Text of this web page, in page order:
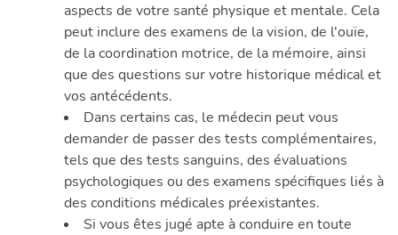
aspects de votre santé physique et mentale. Cela
peut inclure des examens de la vision, de l'ouïe,
de la coordination motrice, de la mémoire, ainsi
que des questions sur votre historique médical et
vos antécédents.
Dans certains cas, le médecin peut vous
demander de passer des tests complémentaires,
tels que des tests sanguins, des évaluations
psychologiques ou des examens spécifiques liés à
des conditions médicales préexistantes.
Si vous êtes jugé apte à conduire en toute